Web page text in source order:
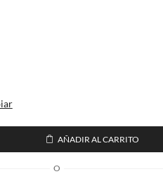
AÑADIR AL CARRITO
O